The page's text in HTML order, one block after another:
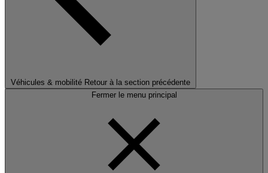
Véhicules & mobilité Retour à la section précédente
Fermer le menu principal